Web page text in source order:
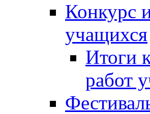
Конкурс
учащихся
Итоги
работ